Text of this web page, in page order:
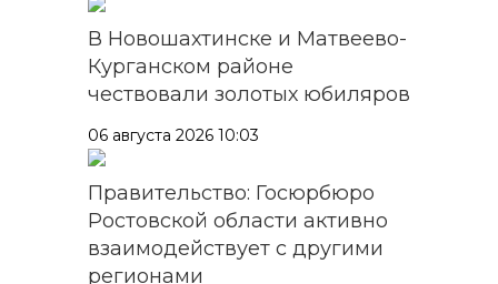
В Новошахтинске и Матвеево-
Курганском районе
чествовали золотых юбиляров
06 августа 2026 10:03
Правительство: Госюрбюро
Ростовской области активно
взаимодействует с другими
регионами